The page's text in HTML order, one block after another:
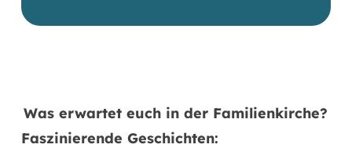
Was erwartet euch in der Familienkirche?
Faszinierende Geschichten: